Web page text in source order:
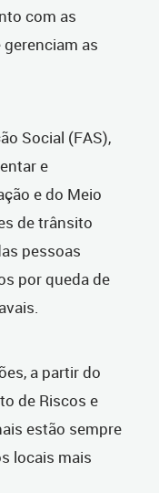
com as
as
Social (FAS),
e
e do Meio
de trânsito
pessoas
por queda de
a partir do
de Riscos e
estão sempre
locais mais